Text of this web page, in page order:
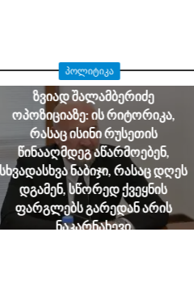
ᲞᲝᲚᲘᲢᲘᲙᲐ
ზვიად შალამბერიძე
ოპოზიციაზე: ის რიტორიკა,
რასაც ისინი რუსეთის
წინააღმდეგ აწარმოებენ,
სხვადასხვა ნაბიჯი, რასაც დღეს
დგამენ, სწორედ ქვეყნის
ფარგლებს გარედან არის
ნაკარნახევი